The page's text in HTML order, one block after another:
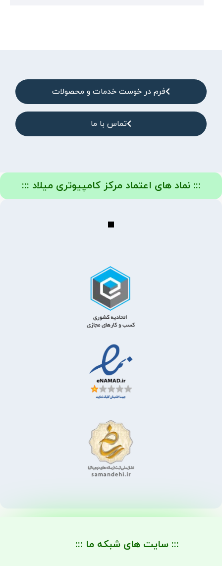
فرم در خوست خدمات و محصولات
تماس با ما
::: نماد های اعتماد مرکز کامپیوتری میلاد :::
::: سایت های شبکه ما :::